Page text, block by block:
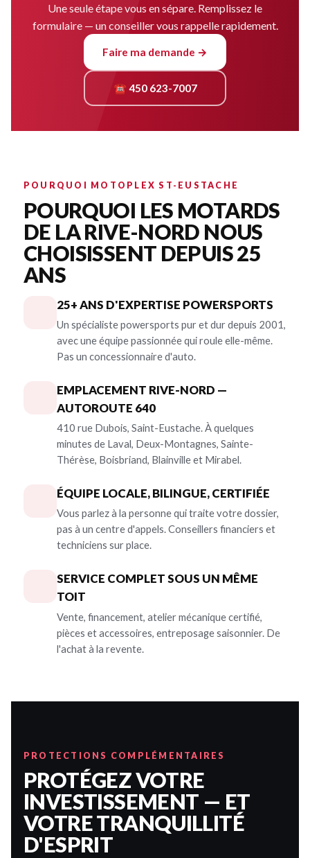
Une seule étape vous en sépare. Remplissez le
formulaire — un conseiller vous rappelle rapidement.
Faire ma demande →
☎ 450 623-7007
POURQUOI MOTOPLEX ST-EUSTACHE
POURQUOI LES MOTARDS
DE LA RIVE-NORD NOUS
CHOISISSENT DEPUIS 25
ANS
25+ ANS D'EXPERTISE POWERSPORTS
Un spécialiste powersports pur et dur depuis 2001,
avec une équipe passionnée qui roule elle-même.
Pas un concessionnaire d'auto.
EMPLACEMENT RIVE-NORD —
AUTOROUTE 640
410 rue Dubois, Saint-Eustache. À quelques
minutes de Laval, Deux-Montagnes, Sainte-
Thérèse, Boisbriand, Blainville et Mirabel.
ÉQUIPE LOCALE, BILINGUE, CERTIFIÉE
Vous parlez à la personne qui traite votre dossier,
pas à un centre d'appels. Conseillers financiers et
techniciens sur place.
SERVICE COMPLET SOUS UN MÊME
TOIT
Vente, financement, atelier mécanique certifié,
pièces et accessoires, entreposage saisonnier. De
l'achat à la revente.
PROTECTIONS COMPLÉMENTAIRES
PROTÉGEZ VOTRE
INVESTISSEMENT — ET
VOTRE TRANQUILLITÉ
D'ESPRIT